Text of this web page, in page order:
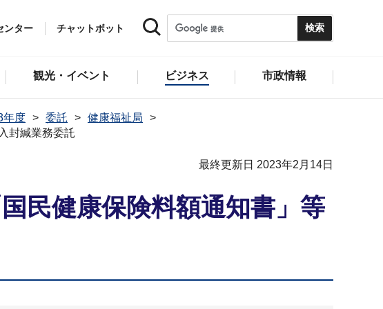
ンター チャットボット
観光・イベント ビジネス 市政情報
年度 委託
健康福祉局
封緘業務委託
最終更新日 2023年2月14日
民健康保険料額通知書」等